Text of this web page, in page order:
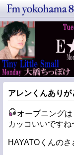
アレンくんありが
オープニング
カッコいいですね
HAYATOくんの